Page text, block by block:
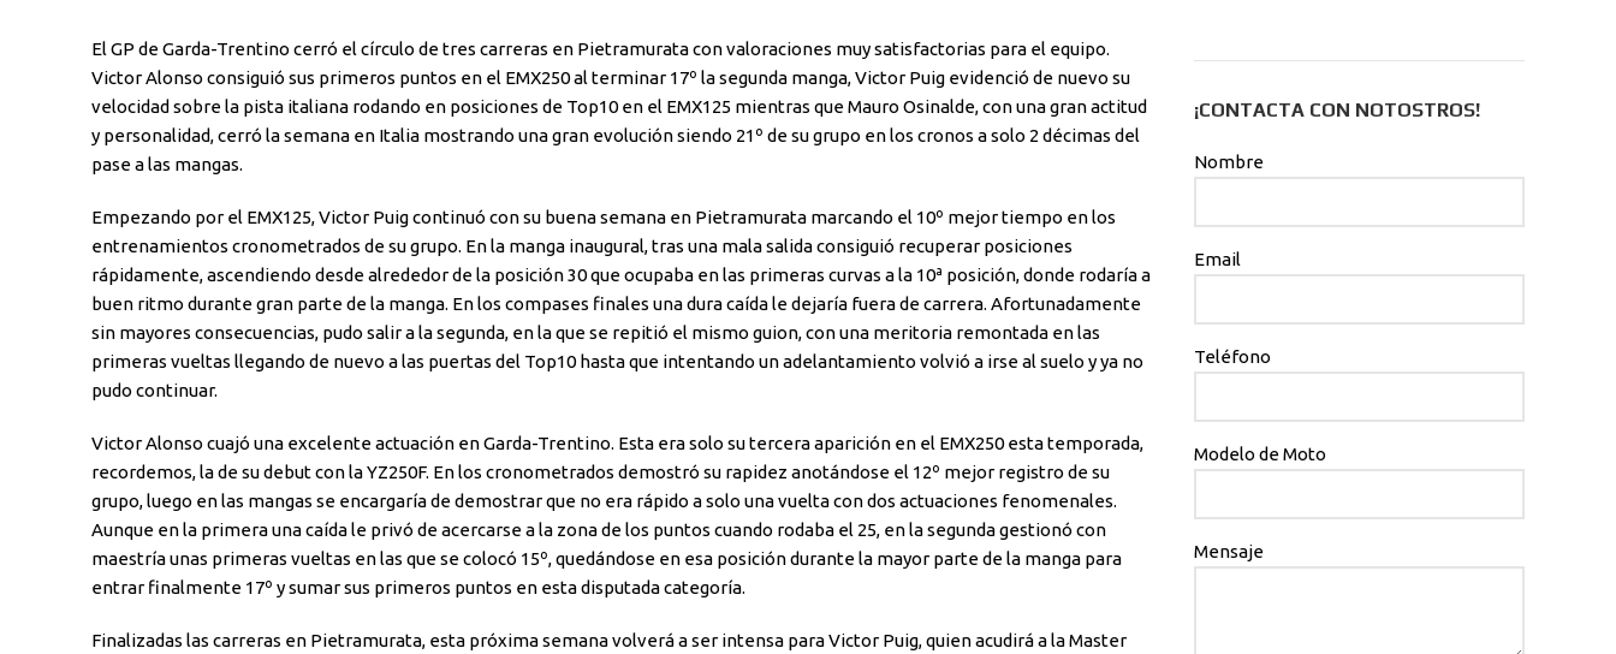
El GP de Garda-Trentino cerró el círculo de tres carreras en Pietramurata con valoraciones muy satisfactorias para el equipo.
Victor Alonso consiguió sus primeros puntos en el EMX250 al terminar 17º la segunda manga, Victor Puig evidenció de nuevo su
velocidad sobre la pista italiana rodando en posiciones de Top10 en el EMX125 mientras que Mauro Osinalde, con una gran actitud
y personalidad, cerró la semana en Italia mostrando una gran evolución siendo 21º de su grupo en los cronos a solo 2 décimas del
pase a las mangas.
Empezando por el EMX125, Victor Puig continuó con su buena semana en Pietramurata marcando el 10º mejor tiempo en los
entrenamientos cronometrados de su grupo. En la manga inaugural, tras una mala salida consiguió recuperar posiciones
rápidamente, ascendiendo desde alrededor de la posición 30 que ocupaba en las primeras curvas a la 10ª posición, donde rodaría a
buen ritmo durante gran parte de la manga. En los compases finales una dura caída le dejaría fuera de carrera. Afortunadamente
sin mayores consecuencias, pudo salir a la segunda, en la que se repitió el mismo guion, con una meritoria remontada en las
primeras vueltas llegando de nuevo a las puertas del Top10 hasta que intentando un adelantamiento volvió a irse al suelo y ya no
pudo continuar.
Victor Alonso cuajó una excelente actuación en Garda-Trentino. Esta era solo su tercera aparición en el EMX250 esta temporada,
recordemos, la de su debut con la YZ250F. En los cronometrados demostró su rapidez anotándose el 12º mejor registro de su
grupo, luego en las mangas se encargaría de demostrar que no era rápido a solo una vuelta con dos actuaciones fenomenales.
Aunque en la primera una caída le privó de acercarse a la zona de los puntos cuando rodaba el 25, en la segunda gestionó con
maestría unas primeras vueltas en las que se colocó 15º, quedándose en esa posición durante la mayor parte de la manga para
entrar finalmente 17º y sumar sus primeros puntos en esta disputada categoría.
Finalizadas las carreras en Pietramurata, esta próxima semana volverá a ser intensa para Victor Puig, quien acudirá a la Master
¡CONTACTA CON NOTOSTROS!
Nombre
Email
Teléfono
Modelo de Moto
Mensaje